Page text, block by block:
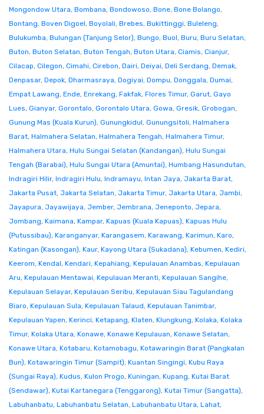
Mongondow Utara, Bombana, Bondowoso, Bone, Bone Bolango,
Bontang, Boven Digoel, Boyolali, Brebes, Bukittinggi, Buleleng,
Bulukumba, Bulungan (Tanjung Selor), Bungo, Buol, Buru, Buru Selatan,
Buton, Buton Selatan, Buton Tengah, Buton Utara, Ciamis, Cianjur,
Cilacap, Cilegon, Cimahi, Cirebon, Dairi, Deiyai, Deli Serdang, Demak,
Denpasar, Depok, Dharmasraya, Dogiyai, Dompu, Donggala, Dumai,
Empat Lawang, Ende, Enrekang, Fakfak, Flores Timur, Garut, Gayo
Lues, Gianyar, Gorontalo, Gorontalo Utara, Gowa, Gresik, Grobogan,
Gunung Mas (Kuala Kurun), Gunungkidul, Gunungsitoli, Halmahera
Barat, Halmahera Selatan, Halmahera Tengah, Halmahera Timur,
Halmahera Utara, Hulu Sungai Selatan (Kandangan), Hulu Sungai
Tengah (Barabai), Hulu Sungai Utara (Amuntai), Humbang Hasundutan,
Indragiri Hilir, Indragiri Hulu, Indramayu, Intan Jaya, Jakarta Barat,
Jakarta Pusat, Jakarta Selatan, Jakarta Timur, Jakarta Utara, Jambi,
Jayapura, Jayawijaya, Jember, Jembrana, Jeneponto, Jepara,
Jombang, Kaimana, Kampar, Kapuas (Kuala Kapuas), Kapuas Hulu
(Putussibau), Karanganyar, Karangasem, Karawang, Karimun, Karo,
Katingan (Kasongan), Kaur, Kayong Utara (Sukadana), Kebumen, Kediri,
Keerom, Kendal, Kendari, Kepahiang, Kepulauan Anambas, Kepulauan
Aru, Kepulauan Mentawai, Kepulauan Meranti, Kepulauan Sangihe,
Kepulauan Selayar, Kepulauan Seribu, Kepulauan Siau Tagulandang
Biaro, Kepulauan Sula, Kepulauan Talaud, Kepulauan Tanimbar,
Kepulauan Yapen, Kerinci, Ketapang, Klaten, Klungkung, Kolaka, Kolaka
Timur, Kolaka Utara, Konawe, Konawe Kepulauan, Konawe Selatan,
Konawe Utara, Kotabaru, Kotamobagu, Kotawaringin Barat (Pangkalan
Bun), Kotawaringin Timur (Sampit), Kuantan Singingi, Kubu Raya
(Sungai Raya), Kudus, Kulon Progo, Kuningan, Kupang, Kutai Barat
(Sendawar), Kutai Kartanegara (Tenggarong), Kutai Timur (Sangatta),
Labuhanbatu, Labuhanbatu Selatan, Labuhanbatu Utara, Lahat,